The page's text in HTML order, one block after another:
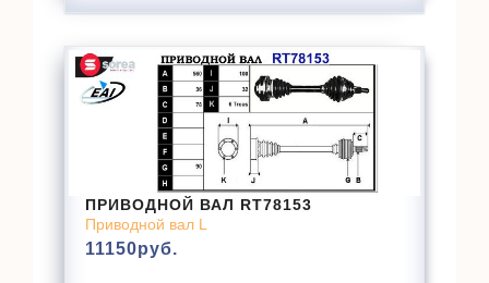
ПРИВОДНОЙ ВАЛ RT78153
Приводной вал L
11150руб.